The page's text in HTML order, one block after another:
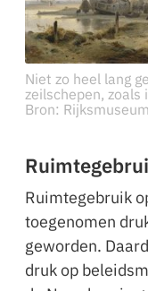
Niet zo heel lang
zeilschepen,
Bron: Rijksmuseum
Ruimtegebruik
toegenomen
geworden.
druk op